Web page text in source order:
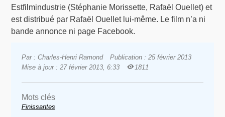
Estfilmindustrie (Stéphanie Morissette, Rafaël Ouellet) et
est distribué par Rafaël Ouellet lui-même. Le film n’a ni
bande annonce ni page Facebook.
Par : Charles-Henri Ramond
Publication : 25 février 2013
Mise à jour : 27 février 2013, 6:33
1811
Mots clés
Finissantes